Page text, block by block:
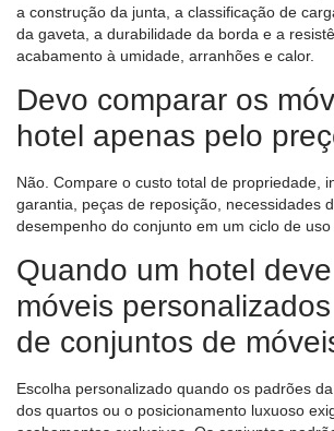
a construção da junta, a classificação de
da gaveta, a durabilidade da borda e a
acabamento à umidade, arranhões e calor.
Devo comparar os
hotel apenas pelo
Não. Compare o custo total de propriedade,
garantia, peças de reposição, necessidades
desempenho do conjunto em um ciclo de uso
Quando um hotel
móveis
de conjuntos de
Escolha personalizado quando os padrões
dos quartos ou o posicionamento luxuoso